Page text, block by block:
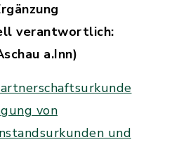
verantwortlich:
a.Inn)
von
und